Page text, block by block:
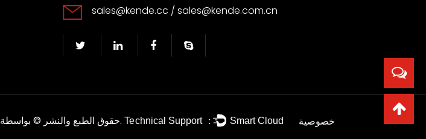
sales@kende.cc / sales@kende.com.cn
حقوق الطبع والنشر © بواسطةالحقوق محفوظة. Technical Support ： Smart Cloud خصوصية